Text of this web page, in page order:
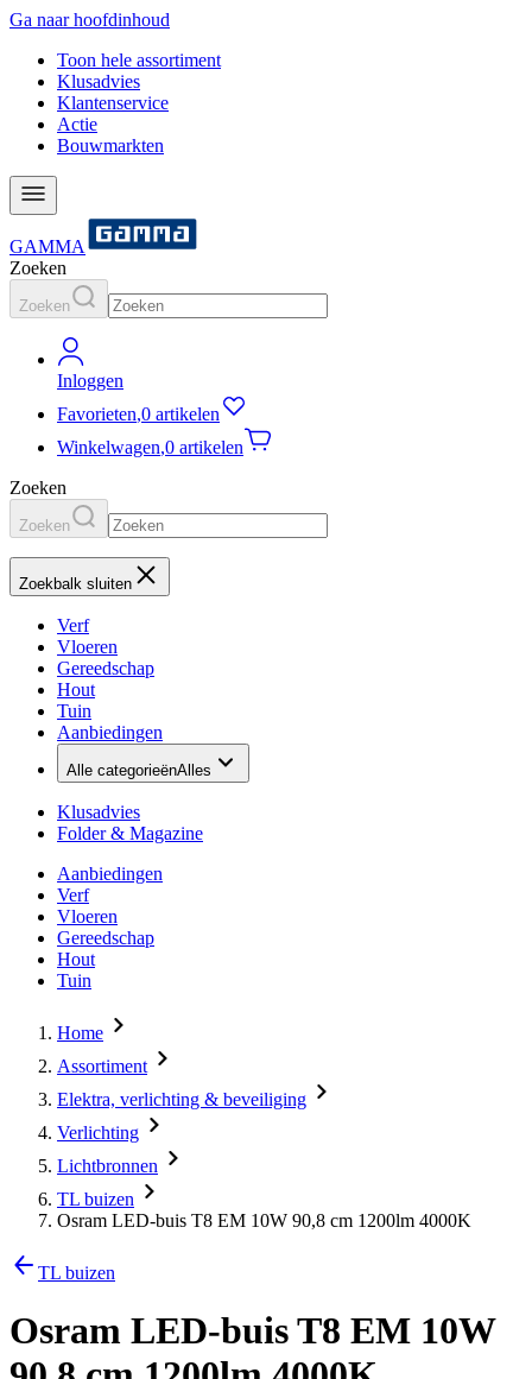
Ga naar hoofdinhoud
Toon hele assortiment
Klusadvies
Klantenservice
Actie
Bouwmarkten
GAMMA
Zoeken
Zoeken
Inloggen
Favorieten,0 artikelen
Winkelwagen,0 artikelen
Zoeken
Zoeken
Zoekbalk sluiten
Verf
Vloeren
Gereedschap
Hout
Tuin
Aanbiedingen
Alle categorieënAlles
Klusadvies
Folder & Magazine
Aanbiedingen
Verf
Vloeren
Gereedschap
Hout
Tuin
Home
Assortiment
Elektra, verlichting & beveiliging
Verlichting
Lichtbronnen
TL buizen
Osram LED-buis T8 EM 10W 90,8 cm 1200lm 4000K
TL buizen
Osram LED-buis T8 EM 10W